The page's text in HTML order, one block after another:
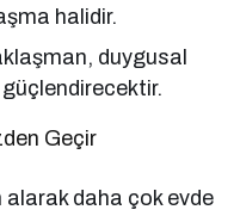
halidir.
duygusal
güçlendirecektir.
Geçir
alarak daha çok evde